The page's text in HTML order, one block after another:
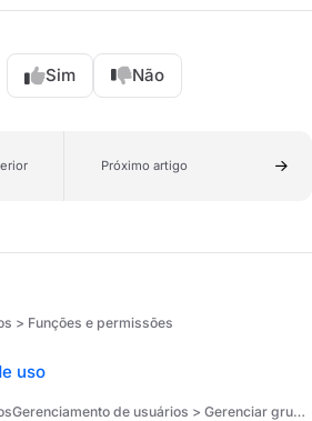
Sim Não
Próximo artigo
> Funções e permissões
uso
de usuários > Gerenciar grupos de usuários